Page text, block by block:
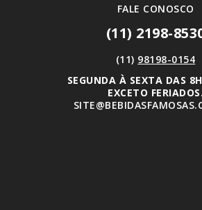
FALE CONOSCO
(11) 2198-
(11) 98198-0154
SEGUNDA À SEXTA DAS
EXCETO FERIADOS.